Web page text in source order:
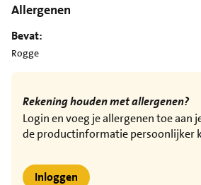
Allergenen
Bevat:
Rogge
Rekening houden met allergenen?
Login en voeg je allergenen toe aan
de productinformatie persoonlijker
Inloggen